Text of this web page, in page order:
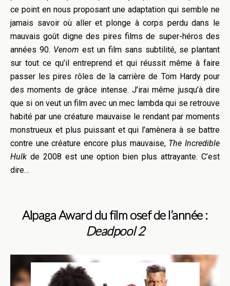
ce point en nous proposant une adaptation qui semble ne
jamais savoir où aller et plonge à corps perdu dans le
mauvais goût digne des pires films de super-héros des
années 90. Venom est un film sans subtilité, se plantant
sur tout ce qu’il entreprend et qui réussit même à faire
passer les pires rôles de la carrière de Tom Hardy pour
des moments de grâce intense. J’irai même jusqu’à dire
que si on veut un film avec un mec lambda qui se retrouve
habité par une créature mauvaise le rendant par moments
monstrueux et plus puissant et qui l’amènera à se battre
contre une créature encore plus mauvaise, The Incredible
Hulk de 2008 est une option bien plus attrayante. C’est
dire…
Alpaga Award du film osef de l’année :
Deadpool 2